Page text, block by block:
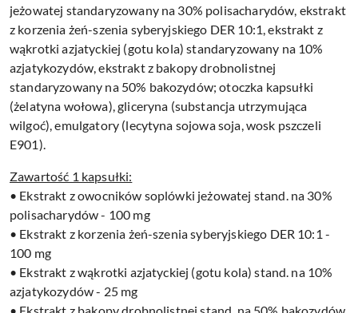
jeżowatej standaryzowany na 30% polisacharydów, ekstrakt
z korzenia żeń-szenia syberyjskiego DER 10:1, ekstrakt z
wąkrotki azjatyckiej (gotu kola) standaryzowany na 10%
azjatykozydów, ekstrakt z bakopy drobnolistnej
standaryzowany na 50% bakozydów; otoczka kapsułki
(żelatyna wołowa), gliceryna (substancja utrzymująca
wilgoć), emulgatory (lecytyna sojowa soja, wosk pszczeli
E901).
Zawartość 1 kapsułki:
• Ekstrakt z owocników soplówki jeżowatej stand. na 30%
polisacharydów - 100 mg
• Ekstrakt z korzenia żeń-szenia syberyjskiego DER 10:1 -
100 mg
• Ekstrakt z wąkrotki azjatyckiej (gotu kola) stand. na 10%
azjatykozydów - 25 mg